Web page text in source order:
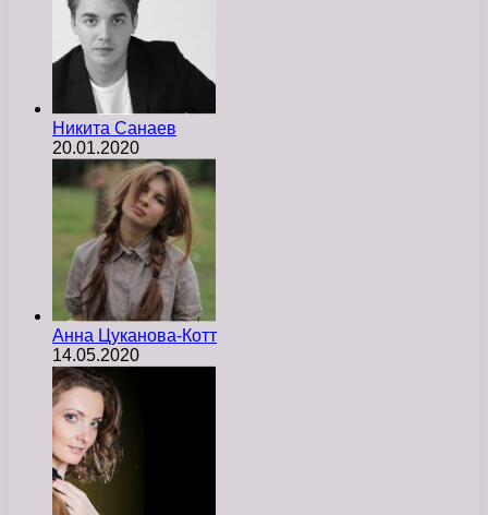
Никита Санаев
20.01.2020
Анна Цуканова-Котт
14.05.2020